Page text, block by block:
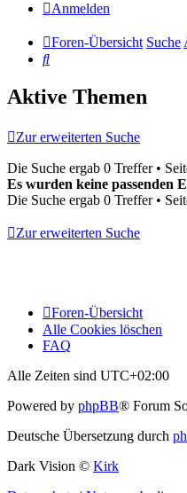
Anmelden
Foren-Übersicht Suche
Suche
Aktive Themen
Zur erweiterten Suche
Die Suche ergab 0 Treffer •
Es wurden keine passenden
Die Suche ergab 0 Treffer •
Zur erweiterten Suche
Foren-Übersicht
Alle Cookies löschen
FAQ
Alle Zeiten sind UTC+02:00
Powered by phpBB® Forum
Deutsche Übersetzung durch
Dark Vision © Kirk